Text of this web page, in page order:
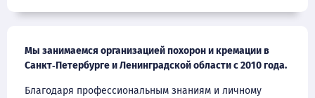
Мы занимаемся организацией похорон и кремации в
Санкт‑Петербурге и Ленинградской области с 2010 года.
Благодаря профессиональным знаниям и личному